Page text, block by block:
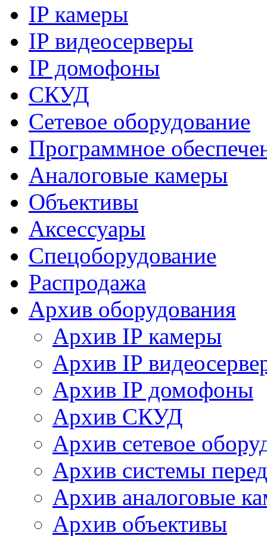
IP камеры
IP видеосерверы
IP домофоны
СКУД
Сетевое оборудование
Программное
Аналоговые камеры
Объективы
Аксессуары
Спецоборудование
Распродажа
Архив оборудования
Архив IP камеры
Архив IP
Архив IP домофоны
Архив СКУД
Архив сетевое
Архив системы
Архив аналоговые
Архив объективы